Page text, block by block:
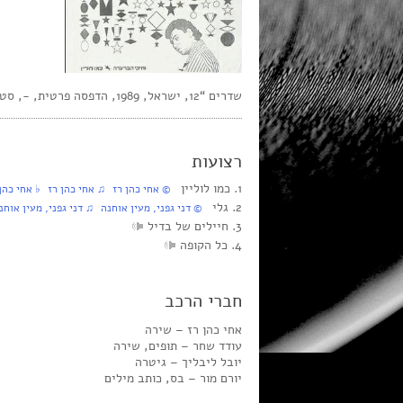
שדרים “12, ישראל, 1989, הדפסה פרטית, -, סטריאו,
רצועות
1. כמו לוליין © אחי כהן רז ♫ אחי כהן רז ♭ אחי
2. גלי © דני גפני, מעין אוחנה ♫ דני גפני, מעין
3. חיילים של בדיל
4. כל הקופה
חברי הרכב
אחי כהן רז – שירה
עודד שחר – תופים, שירה
יובל ליבליך – גיטרה
יורם מור – בס, כותב מילים